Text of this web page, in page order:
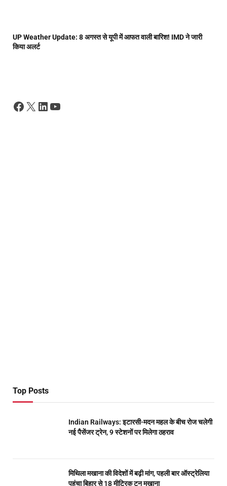
UP Weather Update: 8 अगस्त से यूपी में आफत वाली बारिश! IMD ने जारी
किया अलर्ट
Facebook
X LinkedIn
YouTube
Top Posts
Indian Railways: इटारसी-मदन महल के बीच रोज चलेगी
नई पैसेंजर ट्रेन, 9 स्टेशनों पर मिलेगा ठहराव
मिथिला मखाना की विदेशों में बढ़ी मांग, पहली बार ऑस्ट्रेलिया
पहुंचा बिहार से 18 मीट्रिक टन मखाना